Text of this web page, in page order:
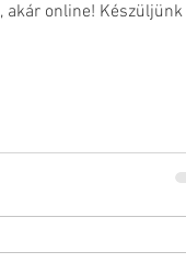
akár online! Készüljünk